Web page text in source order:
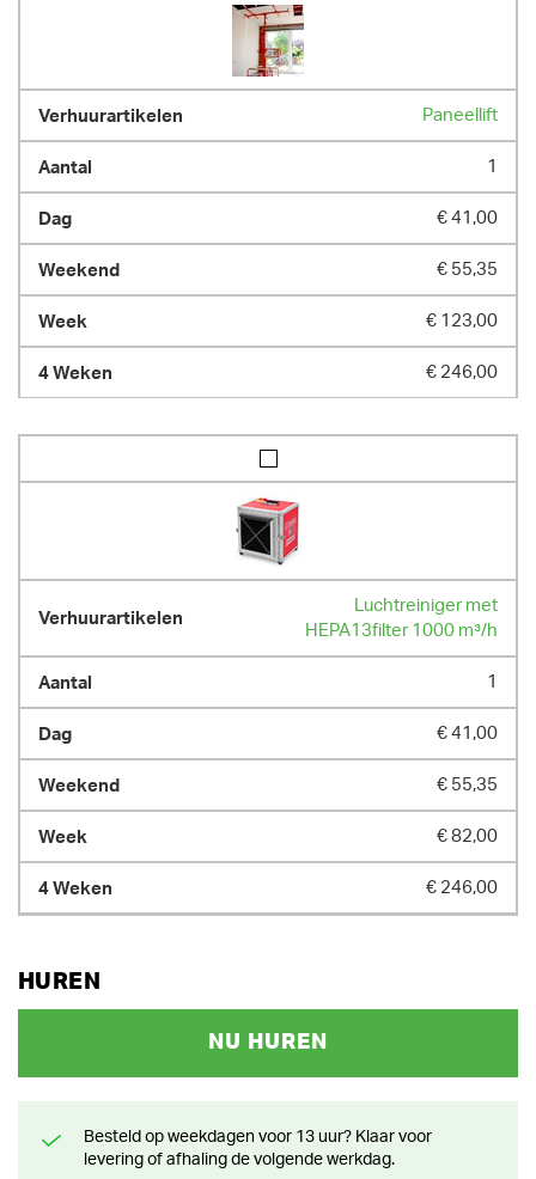
Paneellift
1
€ 41,00
€ 55,35
€ 123,00
€ 246,00
Luchtreiniger met
HEPA13filter 1000 m³/h
1
€ 41,00
€ 55,35
€ 82,00
€ 246,00
HUREN
NU HUREN
Besteld op weekdagen voor 13 uur? Klaar voor
levering of afhaling de volgende werkdag.